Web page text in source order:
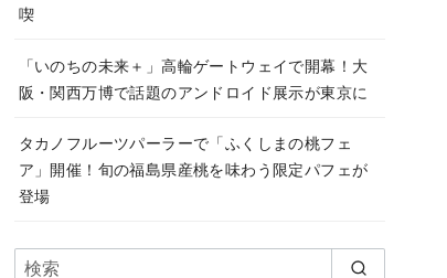
喫
「いのちの未来＋」高輪ゲートウェイで開幕！大
阪・関西万博で話題のアンドロイド展示が東京に
タカノフルーツパーラーで「ふくしまの桃フェ
ア」開催！旬の福島県産桃を味わう限定パフェが
登場